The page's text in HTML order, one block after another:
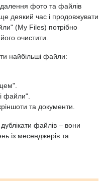
фото та файлів
деякий час і продовжувати
(My Files) потрібно
очистити.
найбільші файли:
файли".
та документи.
файлів – вони
із месенджерів та